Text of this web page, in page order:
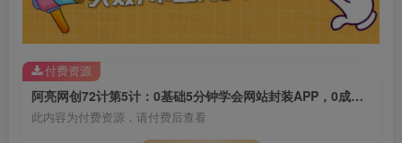
阿亮网创72计第5计：0基础5分钟学会网站封装APP，0成本轻松月入三千
此内容为付费资源，请付费后查看
付费资源